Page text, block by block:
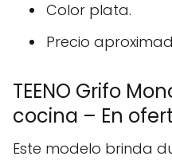
Color plata.
Precio
TEENO Grifo
cocina – En
Este modelo brinda